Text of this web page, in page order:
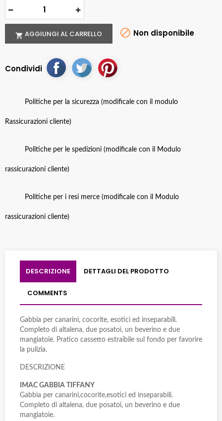
 AGGIUNGI AL CARRELLO  Non disponibile
Condividi
Politiche per la sicurezza (modificale con il modulo
Rassicurazioni cliente)
Politiche per le spedizioni (modificale con il Modulo
rassicurazioni cliente)
Politiche per i resi merce (modificale con il Modulo
rassicurazioni cliente)
DESCRIZIONE DETTAGLI DEL PRODOTTO
COMMENTS
Gabbia per canarini, cocorite, esotici ed inseparabili.
Completo di altalena, due posatoi, un beverino e due
mangiatoie. Pratico cassetto estraibile sul fondo per favorire
la pulizia.
DESCRIZIONE
IMAC GABBIA TIFFANY
Gabbia per canarini,cocorite,esotici ed inseparabili.
Completo di altalena, due posatoi, un beverino e due
mangiatoie.